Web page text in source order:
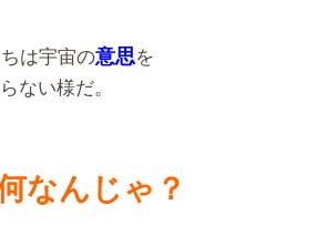
は宇宙の意思を
ない様だ。
なんじゃ？